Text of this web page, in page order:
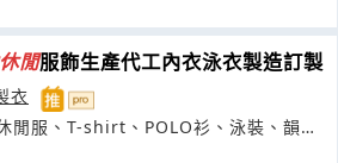
休閒服飾生產代工內衣泳衣製造訂製
衣
閒服、T-shirt、POLO衫、泳裝、韻律